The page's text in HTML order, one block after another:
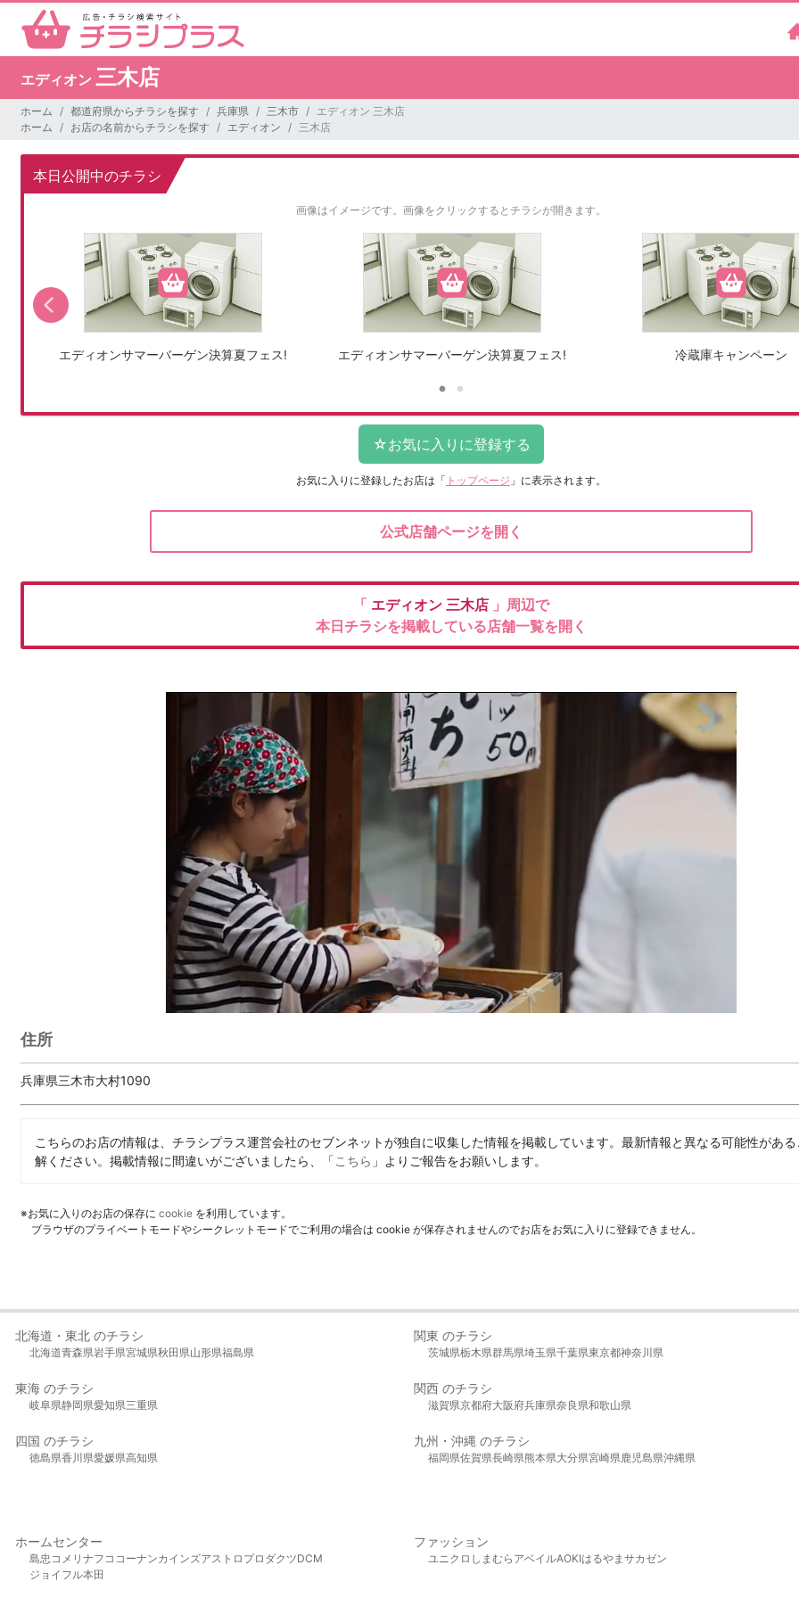
エディオン 三木店
ホーム 都道府県からチラシを探す 兵庫県 三木市
エディオン 三木店
ホーム
お店の名前からチラシを探す エディオン 三木店
本日公開中のチラシ
画像はイメージです。 画像をクリックするとチラシが開きます。
エディオンサマーバーゲン決算夏フェス! エディオンサマーバーゲン決算夏フェス! 冷蔵庫キャンペーン
お気に入りに登録したお店は 「 トップページ 」に表示されます。
公式店舗ページを開く
「 エディオン 三木店 」周辺で
本日チラシを掲載している店舗一覧を開く
住所
兵庫県三木市大村1090
こちらのお店の情報は、チラシプラス運営会社のセブンネットが独自に収集した情報を掲載しています。最新情報と異なる可能性があ
解ください。掲載情報に間違いがございましたら、「こちら 」よりご報告をお願いします。
※お気に入りのお店の保存に cookie を利用しています。
ブラウザのプライベートモードやシークレットモードでご利用の場合は cookie が保存されませんのでお店をお気に入りに登録できません。
北海道・東北 のチラシ
北海道青森県岩手県宮城県秋田県山形県福島県
関東 のチラシ
茨城県栃木県群馬県埼玉県千葉県東京都神奈川県
東海 のチラシ
岐阜県静岡県愛知県三重県
関西 のチラシ
滋賀県京都府大阪府兵庫県奈良県和歌山県
四国 のチラシ
徳島県香川県愛媛県高知県
九州・沖縄 のチラシ
福岡県佐賀県長崎県熊本県大分県宮崎県鹿児島県沖縄県
ホームセンター
島忠 コメリ ナフコ コーナンカインズアストロプロダクツDCM
ジョイフル本田
ファッション
ユニクロ しまむら アベイルAOKIはるやま サカゼン